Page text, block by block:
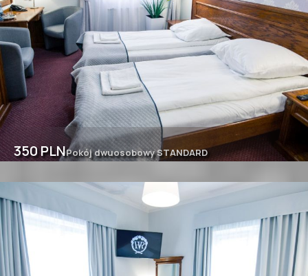
350 PLNPokój dwuosobowy STANDARD